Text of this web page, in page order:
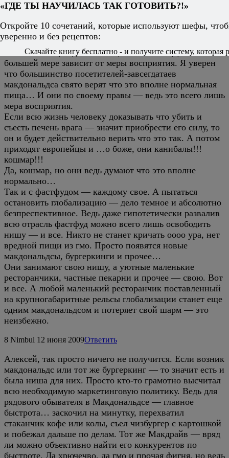
…Человечество несколько миллионов лет… ело сырое
мясо и считало это нормальным. Период
цивилизованного общества очень мал по сравнению с
остальным периодом эволюции человека. Да и все по
большей мере зависит от меры восприятия. Я уверен
что большинство посетителей-завсегдатаев
макдональдса свято верят что это вполне нормальная
пища… И они по своему правы — ведь это всего лишь
мера восприятия.
Если всю жизнь человеку доказывать что убить и
съесть печень врага — значит приобрести его силу, то
он и будет действительно верить что это так. А потом
приходят европейцы и …о боже, они канибалы!!!
кошмар!!!
Да, кошмар, но они ведь думают что это вполне
нормально…
Так и с фастфудом — каждому свое. А пытаться
остановить глобализацию — дело темное и абсолютно
безпреспективное. Ведь даже гипотетически развалив
всю отрасль фастфуд можно всего лишь освободить
нишу — и все. Никто не станет кричать оооо ура, нет
вредной пищи из гмо. Просто появятся новые
макдональдсы, бургеркинги и прочее…
Они занимают свою нишу, а уютные маленькие
ресторанчики, частные пекарни и прочее — свою. Вот
и все. А любой маленький ресторанчик поставленный
на крупногабаритные рельсы глобализации станет еще
одним макдональдсом и потеряет свой шарм — это
неизбежно.
8 Nimbul 12 июня 2009Ответить
Алексей, так просто ничего не получится. Если возник
макдональдс или тот же бургеркинг — то значит есть и
была ниша для них. Просто кто-то грамотно высчитал
всю необходимую маркетинговую политику. Ведь для
рядового обывателя в Макдональдсе — главное
быстрота… заскочил на минутку, перехватил
стаканчик кофе или колы, съел чизбургер с картошкой
и побежал дальше по делам. Тот же Макдрайв — вряд
ли можно объективно найти его конкурентов по
быстроте. Да хрючечво, да гмо и прочая фигня, но ведь
«ГДЕ ТЫ НАУЧИЛАСЬ ТАК ГОТОВИТЬ?!»
Откройте 10 сочетаний, которые используют шефы,
уверенно и без рецептов:
Скачайте книгу бесплатно - и получите систему, которая